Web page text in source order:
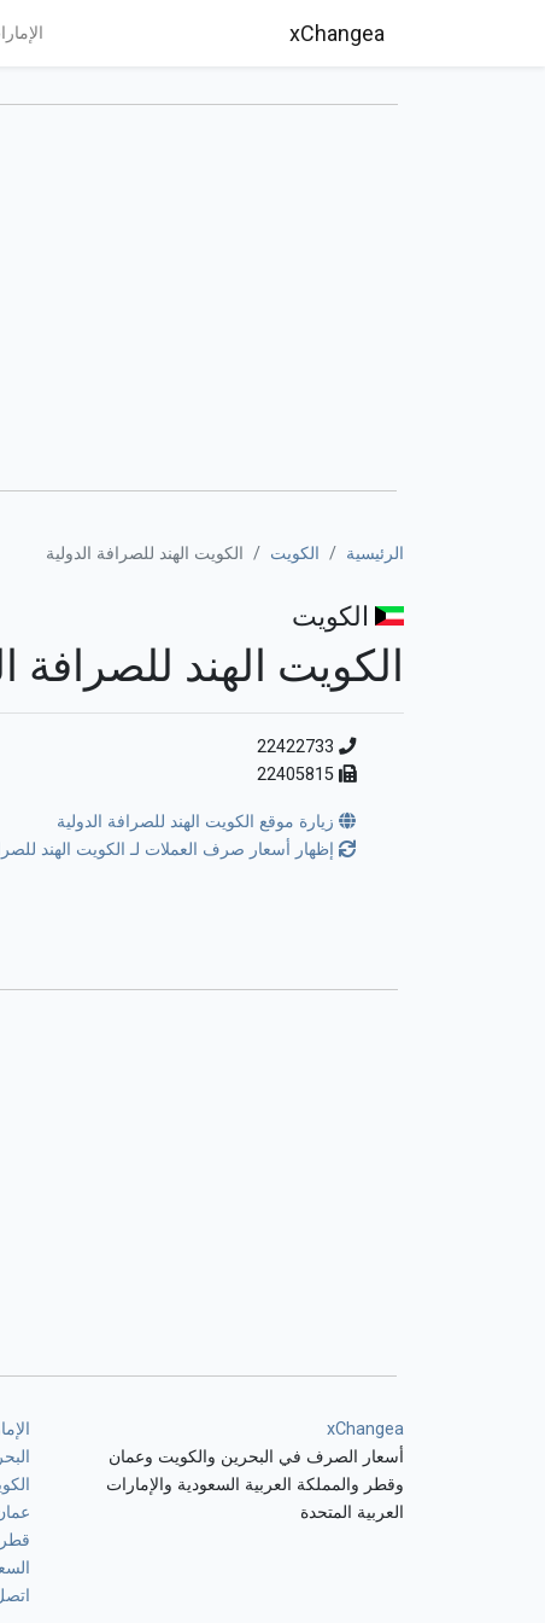
xChangea
الرئيسية الكويت الكويت الهند للصرافة الدولية
الكويت
الكويت الهند للصرافة
زيارة موقع الكويت الهند للصرافة الدولية
إظهار أسعار صرف العملات لـ الكويت الهند
xChangea
أسعار الصرف في البحرين والكويت وعمان
وقطر والمملكة العربية السعودية والإمارات
العربية المتحدة
قطر